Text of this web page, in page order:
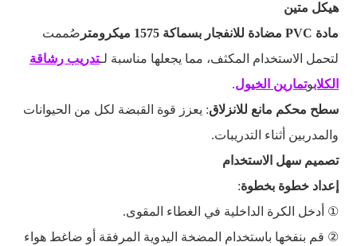
هيكل متين
مادة PVC مضادة للانفجار بسماكة 1575 ميكرومتر
صُممت
لتحمل الاستخدام المكثف، مما يجعلها مناسبة لـتدريب رشاقة
الكلابوتمارين الخيول.
سطح محكم مانع للانزلاق: يعزز قوة القبضة لكل من الحيوانات
والمدربين أثناء التدريبات.
تصميم سهل الاستخدام
إعداد خطوة بخطوة:
① أدخل الكرة الداخلية في الغطاء المقوى.
② قم بنفخها باستخدام المضخة اليدوية المرفقة أو ضاغط هواء